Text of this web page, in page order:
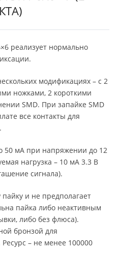
реализует нормально
модификациях – с 2
ножками, 2 короткими
SMD. При запайке SMD
все контакты для
50 мА при напряжении до 12
нагрузка – 10 мА 3.3 В
сигнала).
и не предполагает
пайка либо неактивным
либо без флюса).
бронзой для
– не менее 100000